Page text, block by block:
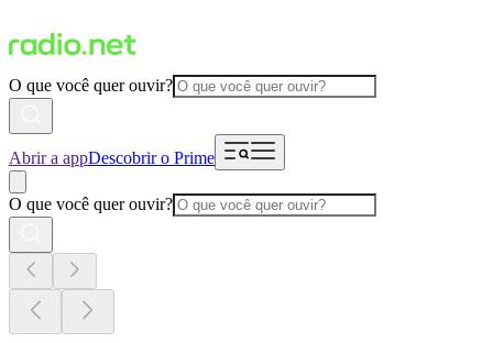
O que você quer ouvir?
Abrir a appDescobrir o Prime
O que você quer ouvir?